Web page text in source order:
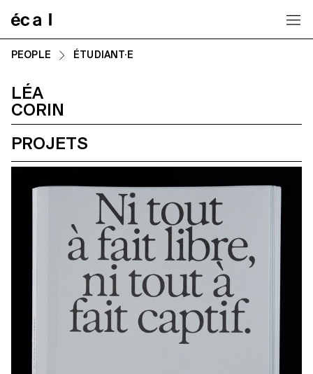
PEOPLE ÉTUDIANT·E
LÉA
CORIN
PROJETS